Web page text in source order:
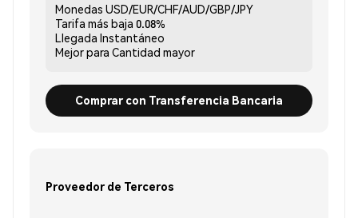
Monedas USD/EUR/CHF/AUD/GBP/JPY
Tarifa más baja 0.08%
Llegada Instantáneo
Mejor para Cantidad mayor
Comprar con Transferencia Bancaria
Proveedor de Terceros